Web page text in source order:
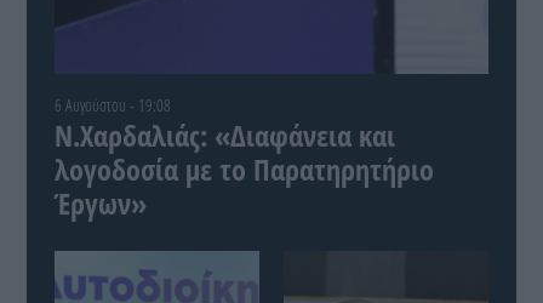
6 Αυγούστου - 19:08
Ν.Χαρδαλιάς: «Διαφάνεια και
λογοδοσία με το Παρατηρητήριο
Έργων»